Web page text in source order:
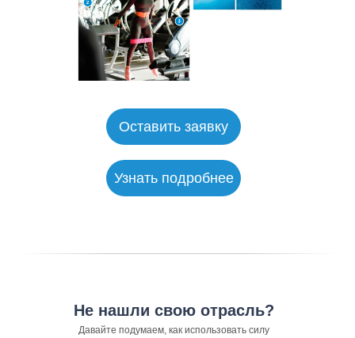
Оставить заявку
Узнать подробнее
Не нашли свою отрасль?
Давайте подумаем, как использовать силу